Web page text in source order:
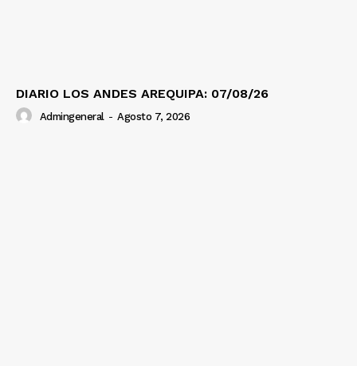
DIARIO LOS ANDES AREQUIPA: 07/08/26
Admingeneral - Agosto 7, 2026